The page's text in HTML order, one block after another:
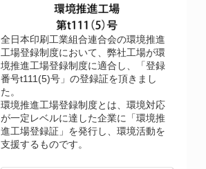
全日本印刷工業組合連合会の環境推進
工場登録制度において、弊社工場が環
境推進工場登録制度に適合し、「登録
番号t111(5)号」の登録証を頂きまし
た。
環境推進工場登録制度とは、環境対応
が一定レベルに達した企業に「環境推
進工場登録証」を発行し、環境活動を
支援するものです。